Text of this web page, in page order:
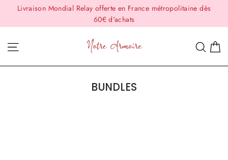
Passer
contenu
Livraison Mondial Relay offerte en France métropolitaine dès
60€ d'achats
BUNDLES